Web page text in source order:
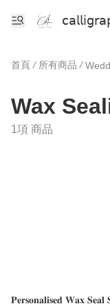
首頁 / 所有商品 /
Wax
1項 商品
𝐏𝐞𝐫𝐬𝐨𝐧𝐚𝐥𝐢𝐬𝐞𝐝 𝐖𝐚𝐱